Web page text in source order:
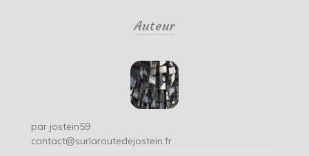
Auteur
par jostein59
contact@surlaroutedejostein.fr